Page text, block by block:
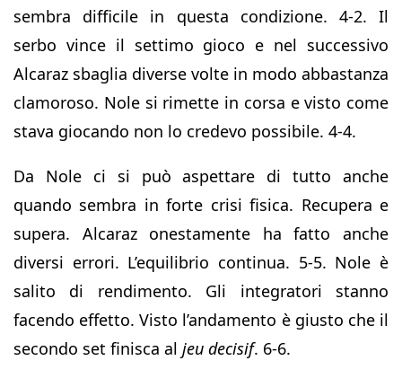
sembra difficile in questa condizione. 4-2. Il
serbo vince il settimo gioco e nel successivo
Alcaraz sbaglia diverse volte in modo abbastanza
clamoroso. Nole si rimette in corsa e visto come
stava giocando non lo credevo possibile. 4-4.
Da Nole ci si può aspettare di tutto anche
quando sembra in forte crisi fisica. Recupera e
supera. Alcaraz onestamente ha fatto anche
diversi errori. L’equilibrio continua. 5-5. Nole è
salito di rendimento. Gli integratori stanno
facendo effetto. Visto l’andamento è giusto che il
secondo set finisca al jeu decisif. 6-6.